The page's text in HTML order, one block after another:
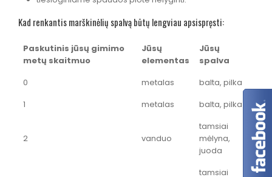
Kad renkantis marškinėlių spalvą būtų lengviau apsispręsti:
Paskutinis jūsų gimimo
metų skaitmuo
Jūsų
elementas
Jūsų
spalva
0
metalas
balta, pilka
1
metalas balta, pilka
2 vanduo
tamsiai
mėlyna,
juoda
tamsiai